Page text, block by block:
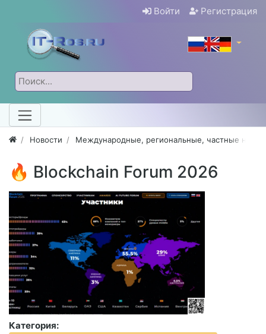
Войти Регистрация
Новости Международные, региональные, частные
🔥 Blockchain Forum 2026
Категория: